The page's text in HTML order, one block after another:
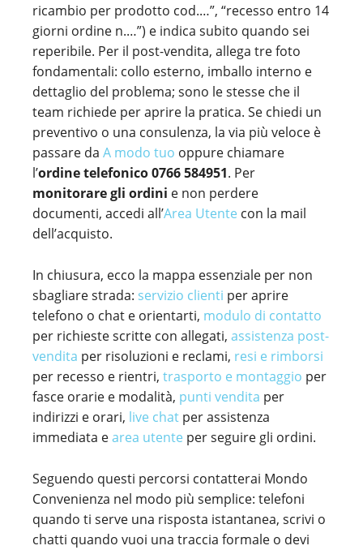
ricambio per prodotto cod.…”, “recesso entro 14
giorni ordine n.…”) e indica subito quando sei
reperibile. Per il post-vendita, allega tre foto
fondamentali: collo esterno, imballo interno e
dettaglio del problema; sono le stesse che il
team richiede per aprire la pratica. Se chiedi un
preventivo o una consulenza, la via più veloce è
passare da A modo tuo oppure chiamare
l’ordine telefonico 0766 584951. Per
monitorare gli ordini e non perdere
documenti, accedi all’Area Utente con la mail
dell’acquisto.
In chiusura, ecco la mappa essenziale per non
sbagliare strada: servizio clienti per aprire
telefono o chat e orientarti, modulo di contatto
per richieste scritte con allegati, assistenza post-
vendita per risoluzioni e reclami, resi e rimborsi
per recesso e rientri, trasporto e montaggio per
fasce orarie e modalità, punti vendita per
indirizzi e orari, live chat per assistenza
immediata earea utente per seguire gli ordini.
Seguendo questi percorsi contatterai Mondo
Convenienza nel modo più semplice: telefoni
quando ti serve una risposta istantanea, scrivi o
chatti quando vuoi una traccia formale o devi